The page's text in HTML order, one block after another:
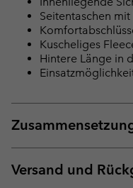
Seitentaschen
Kuscheliges
Hintere Länge in
Versand und